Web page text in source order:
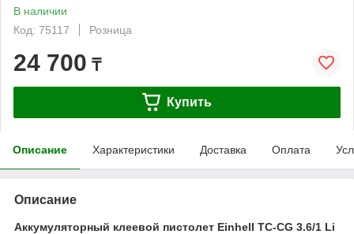
В наличии
Код: 75117
Розница
24 700 ₸
Купить
Описание Характеристики Доставка Оплата
Описание
Аккумуляторный клеевой пистолет Einhell TC-CG 3.6/1 Li